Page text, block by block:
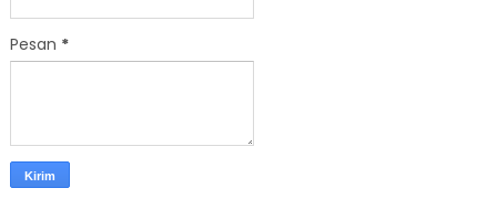
Pesan *